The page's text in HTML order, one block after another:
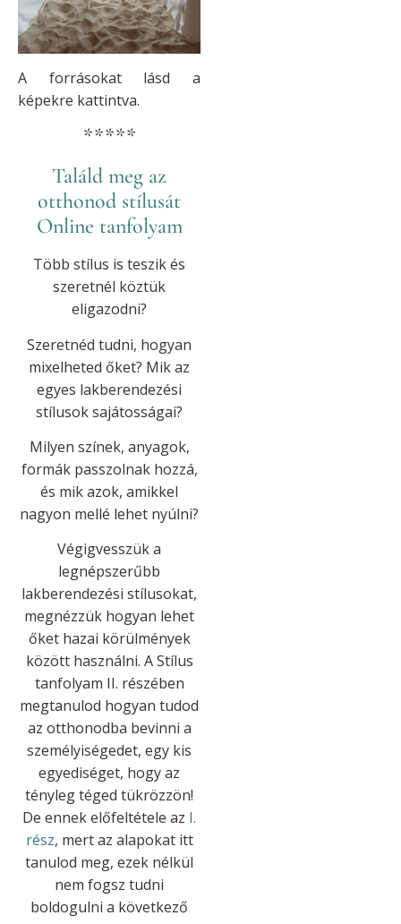
A forrásokat lásd a
képekre kattintva.
*****
Találd meg az
otthonod stílusát
Online tanfolyam
Több stílus is teszik és
szeretnél köztük
eligazodni?
Szeretnéd tudni, hogyan
mixelheted őket? Mik az
egyes lakberendezési
stílusok sajátosságai?
Milyen színek, anyagok,
formák passzolnak hozzá,
és mik azok, amikkel
nagyon mellé lehet nyúlni?
Végigvesszük a
legnépszerűbb
lakberendezési stílusokat,
megnézzük hogyan lehet
őket hazai körülmények
között használni. A Stílus
tanfolyam II. részében
megtanulod hogyan tudod
az otthonodba bevinni a
személyiségedet, egy kis
egyediséget, hogy az
tényleg téged tükrözzön!
De ennek előfeltétele az I.
rész, mert az alapokat itt
tanulod meg, ezek nélkül
nem fogsz tudni
boldogulni a következő